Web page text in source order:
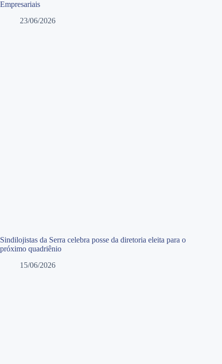
Empresariais
23/06/2026
Sindilojistas da Serra celebra posse da diretoria eleita para o
próximo quadriênio
15/06/2026